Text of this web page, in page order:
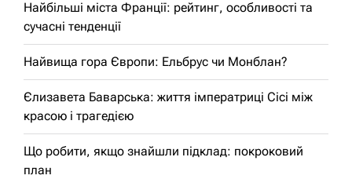
Найбільші міста Франції: рейтинг, особливості та
сучасні тенденції
Найвища гора Європи: Ельбрус чи Монблан?
Єлизавета Баварська: життя імператриці Сісі між
красою і трагедією
Що робити, якщо знайшли підклад: покроковий
план